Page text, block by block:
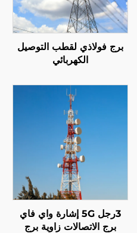
برج فولاذي لقطب التوصيل
الكهربائي
3رجل 5G إشارة واي فاي
برج الاتصالات زاوية برج